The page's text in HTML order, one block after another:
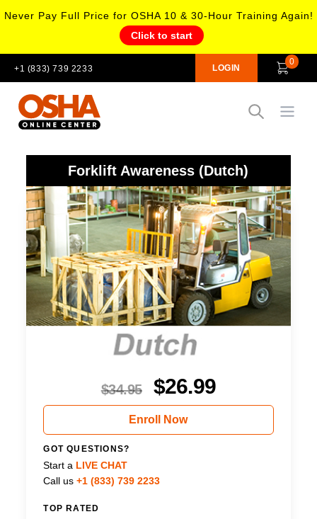
Never Pay Full Price for OSHA 10 & 30-Hour Training Again!
Click to start
+1 (833) 739 2233 LOGIN
0
Open
Forklift Awareness (Dutch)
$34.95 $26.99
Enroll Now
GOT QUESTIONS?
Start a LIVE CHAT
Call us +1 (833) 739 2233
TOP RATED